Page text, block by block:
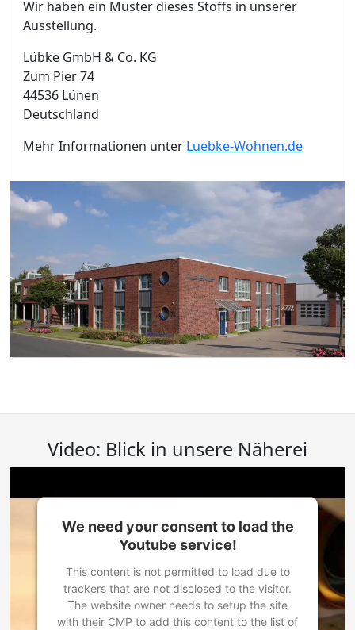
Wir haben ein Muster dieses Stoffs in unserer
Ausstellung.
Lübke GmbH & Co. KG
Zum Pier 74
44536 Lünen
Deutschland
Mehr Informationen unter Luebke-Wohnen.de
Video: Blick in unsere Näherei
We need your consent to load the
Youtube service!
This content is not permitted to load due to
trackers that are not disclosed to the visitor.
The website owner needs to setup the site
with their CMP to add this content to the list of